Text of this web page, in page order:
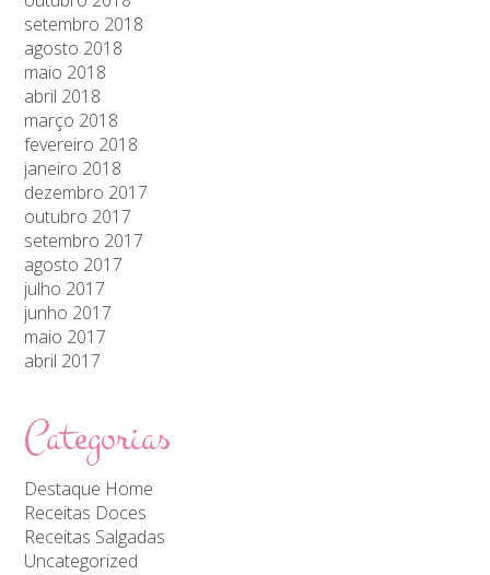
setembro 2018
agosto 2018
maio 2018
abril 2018
março 2018
fevereiro 2018
janeiro 2018
dezembro 2017
outubro 2017
setembro 2017
agosto 2017
julho 2017
junho 2017
maio 2017
abril 2017
Categorias
Destaque Home
Receitas Doces
Receitas Salgadas
Uncategorized